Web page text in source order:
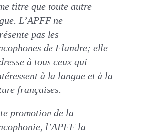
titre que toute autre
L’APFF ne
pas les
de Flandre; elle
à tous ceux qui
à la langue et à la
françaises.
promotion de la
l’APFF la